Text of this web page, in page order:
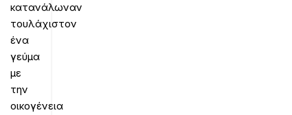
κατανάλωναν
τουλάχιστον
ένα
γεύμα
με
την
οικογένεια